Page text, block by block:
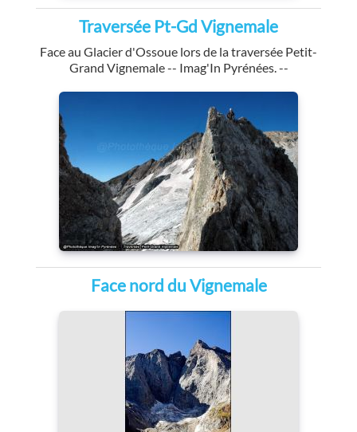
Traversée Pt-Gd Vignemale
Face au Glacier d'Ossoue lors de la traversée Petit-
Grand Vignemale -- Imag'In Pyrénées. --
Face nord du Vignemale